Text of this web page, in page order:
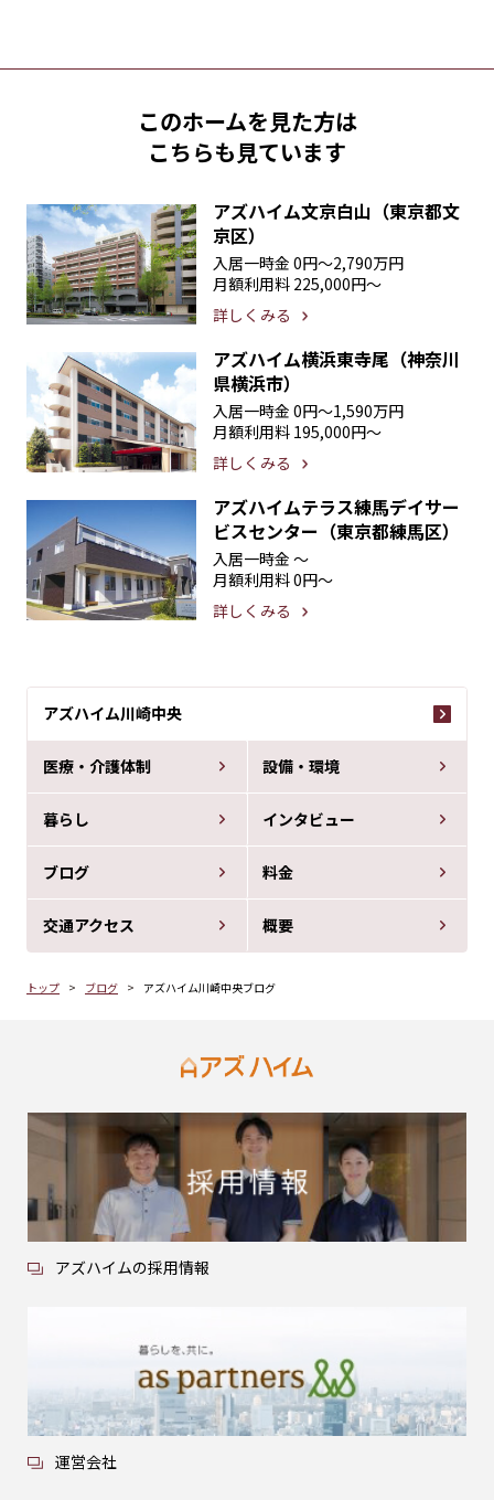
アズハイム川崎中央
医療・介護体制 設備・環境
暮らし インタビュー
ブログ 料金
交通アクセス 概要
トップ ブログ アズハイム川崎中央ブログ
このホームを見た方は
こちらも見ています
アズハイム文京白山（東京都文
京区）
入居一時金 0円〜2,790万円
月額利用料 225,000円〜
詳しくみる
アズハイム横浜東寺尾（神奈川
県横浜市）
入居一時金 0円〜1,590万円
月額利用料 195,000円〜
詳しくみる
アズハイムテラス練馬デイサー
ビスセンター（東京都練馬区）
入居一時金 〜
月額利用料0円〜
詳しくみる
アズハイムの採用情報
運営会社